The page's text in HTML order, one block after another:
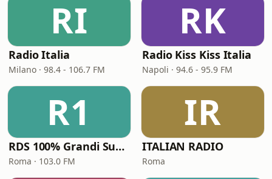
RI
Radio Italia
Milano · 98.4 - 106.7 FM
RK
Radio Kiss Kiss Italia
Napoli · 94.6 - 95.9 FM
R1
RDS 100% Grandi Successi
Roma · 103.0 FM
IR
ITALIAN RADIO
Roma